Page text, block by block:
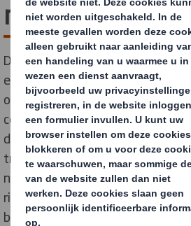
mln
De verlenging van de
en Jaguar Land Rover (JLR)
overeenkomst met een waarde
contract onderstreept de inzet van
duurzaamheid en markeert de
traditionele, transactionele
naar een volledig geïntegreerd
richt zich op de productie en
belangrijke producten van JLR